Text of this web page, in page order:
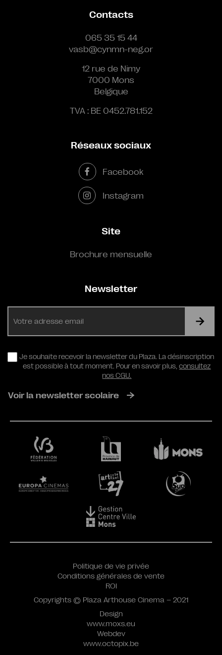
Contacts
065 35 15 44
vasb@cynmn-neg.or
12 rue de Nimy
7000 Mons
Belgique
TVA : BE 0452.781.152
Réseaux sociaux
Facebook
Instagram
Site
Brochure mensuelle
Newsletter
RGPD
Je souhaite recevoir la newsletter du Plaza. La désinscription
est possible à tout moment. Pour en savoir plus,consultez
nos CGU.
Voir la newsletter scolaire
Design
www.moxs.eu
Webdev
www.octopix.be
Politique de vie privée
Conditions générales de vente
ROI
Copyrights © Plaza Arthouse Cinema – 2021